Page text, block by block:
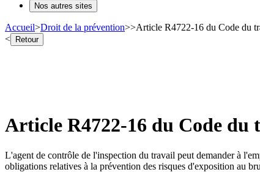
Nos autres sites
Accueil>Droit de la prévention>>Article R4722-16 du Code du
< Retour
Article R4722-16 du Code
L'agent de contrôle de l'inspection du travail peut demander à
obligations relatives à la prévention des risques d'exposition au